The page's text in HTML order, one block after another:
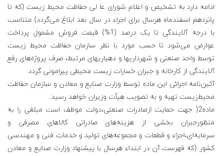
ادامه دارد به تشخیص و اعلام شورای عا لی حفاظت محیط زیست (که تا
پانزدهم اسفندماه هرسال برای اجراء در سال بعد ابلاغ می‌گردد) متناسب
با درجه آلایندگی تا یک درصد (1%) قیمت فروش مشمول پرداخت
عوارض می‌شود تا حسب مورد با نظر سازمان حفاظت محیط زیست
توسط واحد صنعتی و شهرداریها و دهیاریهای مرتبط، صرف پروژه‌های رفع
آلایندگی از کارخانه و جبران خسارات زیست محیطی پیرامونی گردد.
آئین‌نامه اجرائی این ماده توسط وزارت صنایع و معادن و سازمان حفاظت
محیط‌زیست تهیه و به تصویب هیأت وزیران خواهد رسید.
ماده2( جهت حمایت ازصادرات صنعتی،دولت موظف است مبلغی را به
منظورجبران بخشی از هزینه‌های صادراتی کالاهای مصرفی و
سرمایه‌ای،اجزاء و قطعات و مجموعه‌های تولید و خدمات فنی و مهندسی
کشور (که فهرست آن در ابتداء هرسال با پیشنهاد وزارت صنایع و معادن